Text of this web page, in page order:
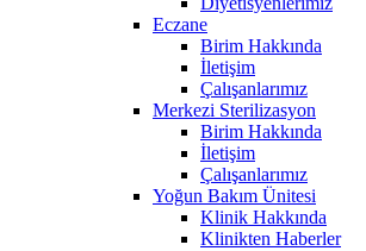
Eczane
Birim Hakkında
İletişim
Çalışanlarımız
Merkezi Sterilizasyon
Birim Hakkında
İletişim
Çalışanlarımız
Yoğun Bakım Ünitesi
Klinik Hakkında
Klinikten Haberler